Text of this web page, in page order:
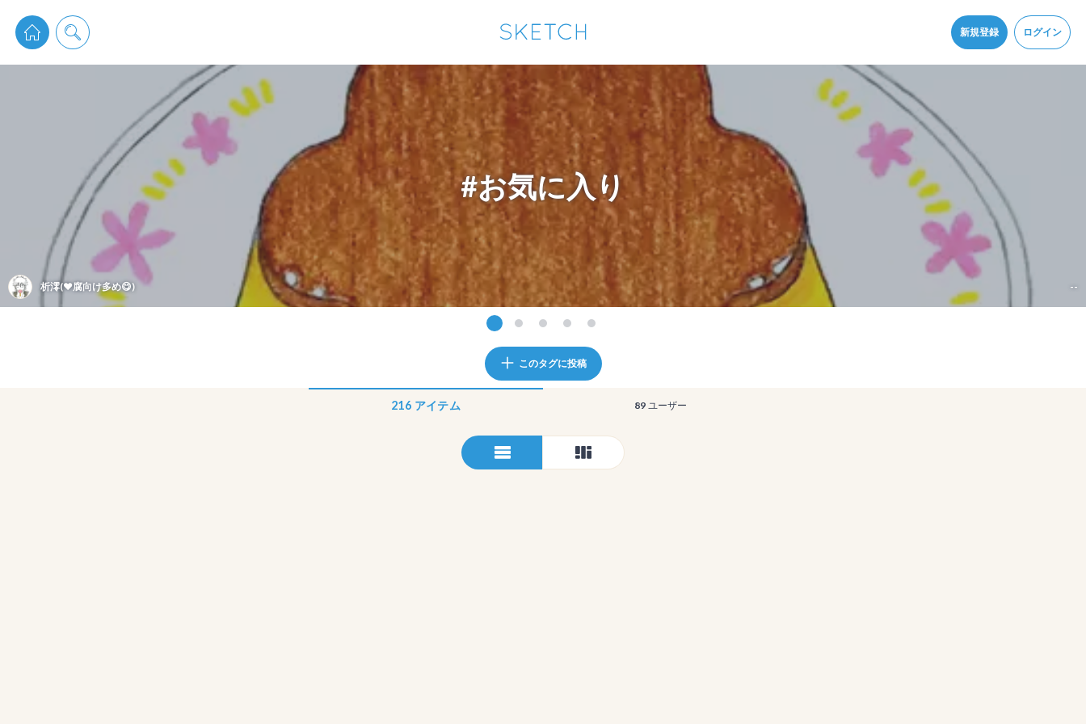
プライパシーポリシー を改定しました。
新規登録
ログイン
pixiv Sketchアプリでさらに快適に！
アプリで開く アプリをインストール
#お気に入り
析澪(❤️腐向け多め😋) --
このタグに投稿
216 アイテム 89 ユーザー